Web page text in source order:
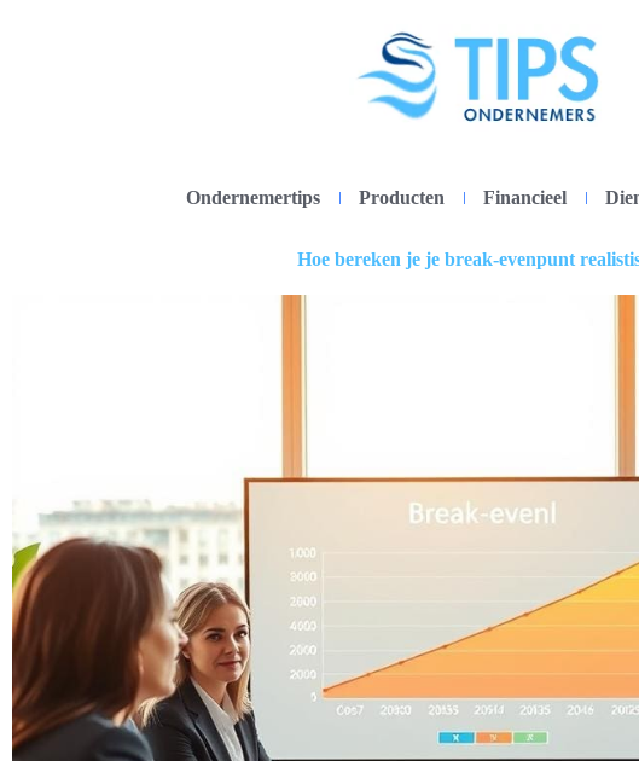
Ondernemertips Producten Financieel
Hoe bereken je je break-evenpunt